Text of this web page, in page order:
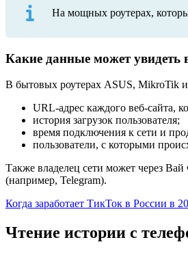
На мощных роутерах,
Какие данные может увидеть
В бытовых роутерах ASUS, MikroTik
URL-адрес каждого веб-сайта,
история загрузок пользователя;
время подключения к сети и
пользователи, с которыми
Также владелец сети может через
(например, Telegram).
Когда заработает ТикТок в России в
Чтение истории с